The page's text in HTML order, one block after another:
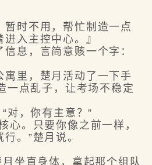
时不用，帮忙制造一点
入主控中心。』
息，言简意赅一个字：
里，楚月活动了一下手
一点乱子，让考场不稳定
，你有主意？”
。只要你像之前一样，
。”楚月说。
坐直身体，拿起那个组队